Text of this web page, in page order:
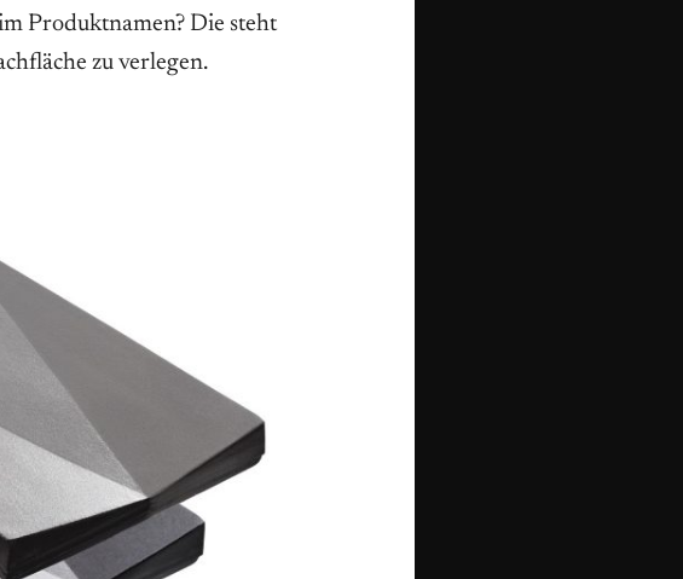
Produktnamen? Die steht
zu verlegen.